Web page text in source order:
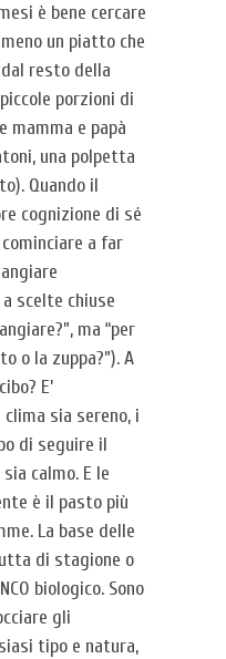
è bene cercare
un piatto che
resto della
porzioni di
mamma e papà
una polpetta
Quando il
cognizione di sé
a far
scelte chiuse
ma “per
o la zuppa?”). A
E’
sia sereno, i
di seguire il
calmo. E le
è il pasto più
La base delle
di stagione o
biologico. Sono
gli
tipo e natura,